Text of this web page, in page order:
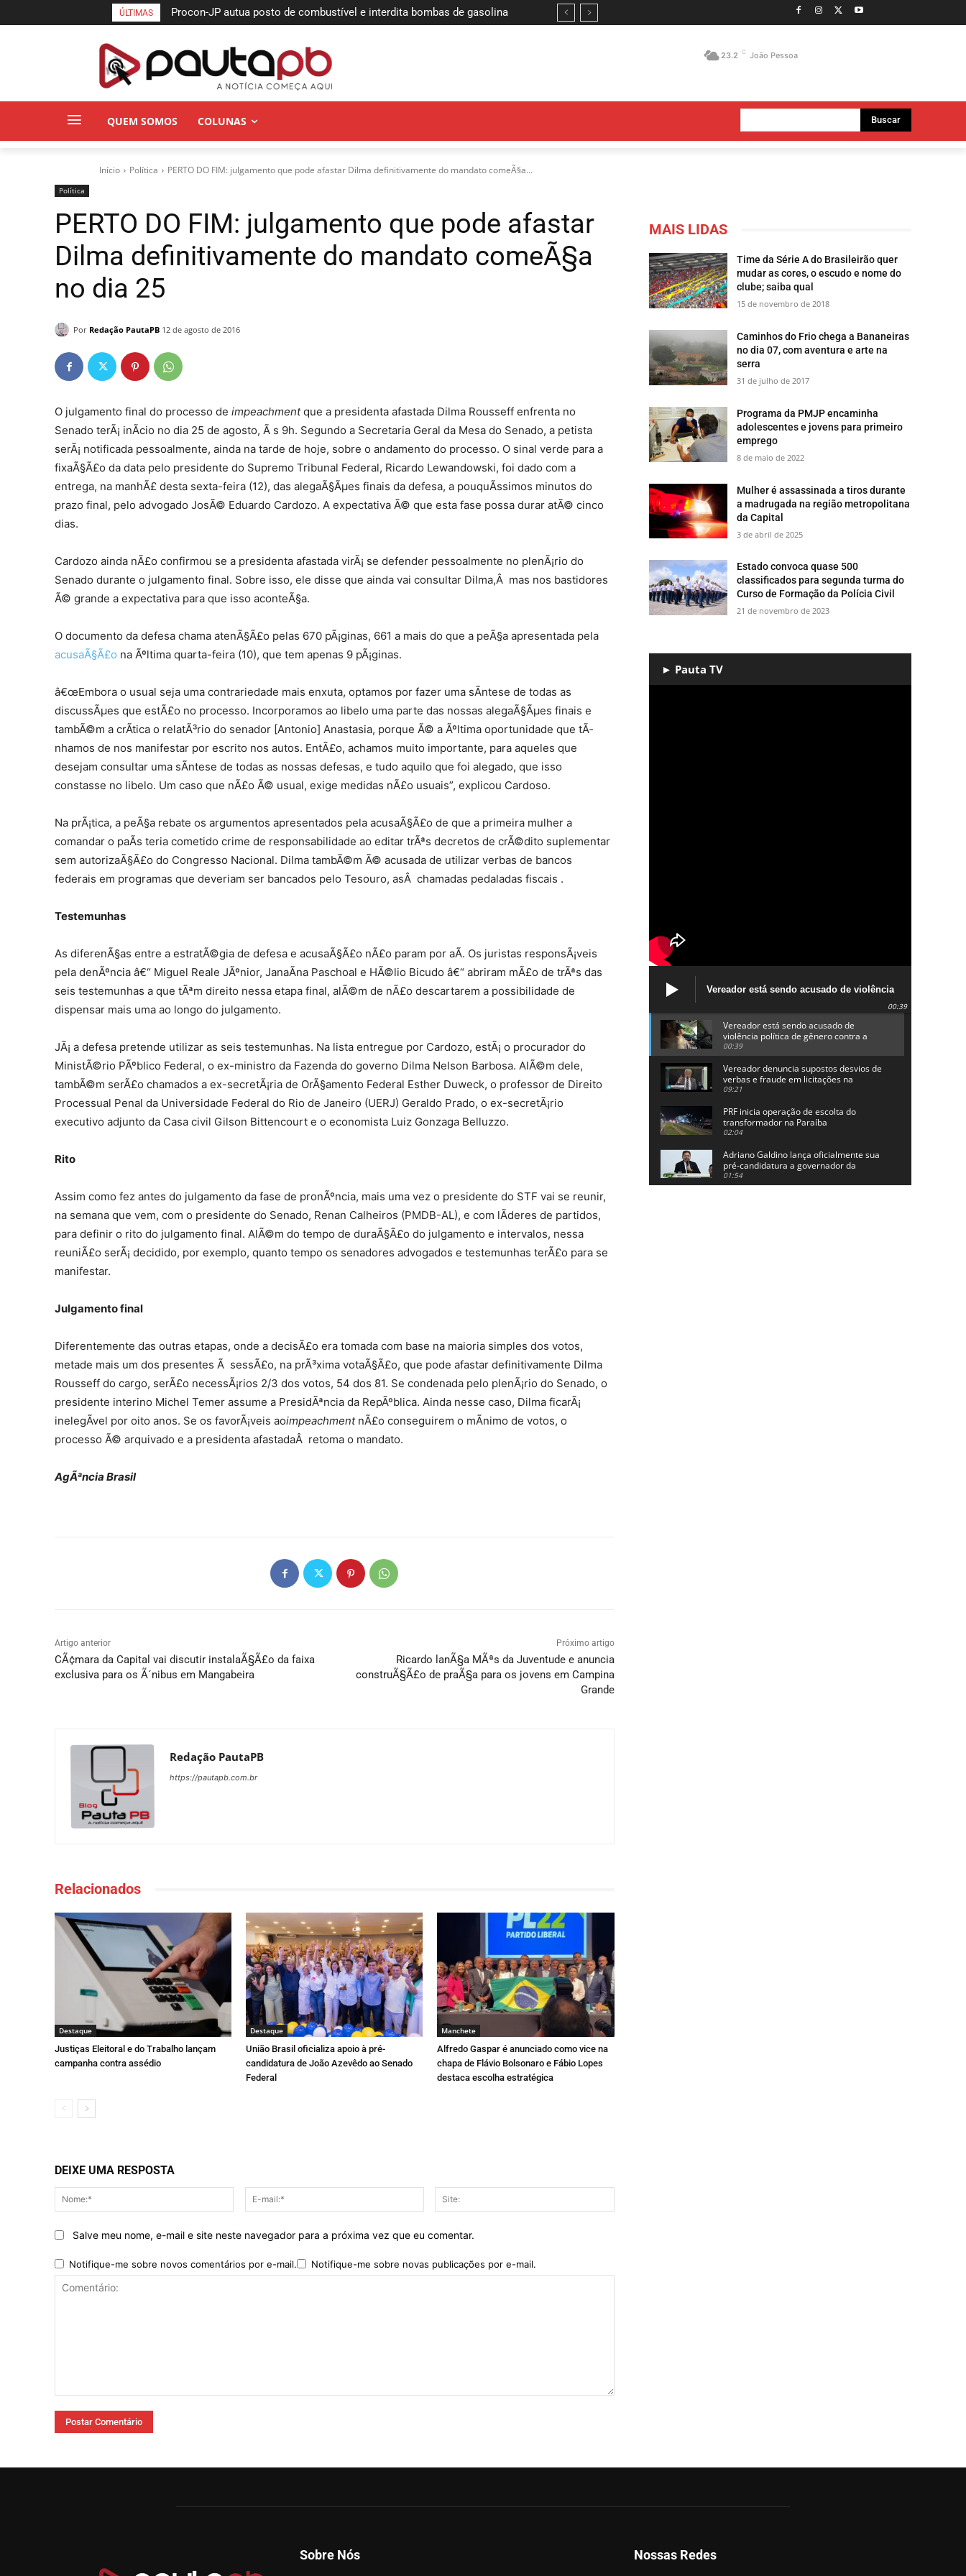
ÚLTIMAS
Procon-JP autua posto de combustível e interdita bombas de gasolina
Semifinais da Taça das Favelas definem finalistas da etapa João
23.2 C João Pessoa
QUEM SOMOS COLUNAS Buscar
Início Política PERTO DO FIM: julgamento que pode afastar Dilma definitivamente do mandato comeÃ§a...
Política
PERTO DO FIM: julgamento que pode afastar
Dilma definitivamente do mandato comeÃ§a
no dia 25
Por Redação PautaPB 12 de agosto de 2016
O julgamento final do processo de impeachmentque a presidenta afastada Dilma Rousseff enfrenta no
Senado terÃ¡ inÃ­cio no dia 25 de agosto, Ã s 9h. Segundo a Secretaria Geral da Mesa do Senado, a petista
serÃ¡ notificada pessoalmente, ainda na tarde de hoje, sobre o andamento do processo. O sinal verde para a
fixaÃ§Ã£o da data pelo presidente do Supremo Tribunal Federal, Ricardo Lewandowski, foi dado com a
entrega, na manhÃ£ desta sexta-feira (12), das alegaÃ§Ãµes finais da defesa, a pouquÃ­ssimos minutos do
prazo final, pelo advogado JosÃ© Eduardo Cardozo. A expectativa Ã© que esta fase possa durar atÃ© cinco
dias.
Cardozo ainda nÃ£o confirmou se a presidenta afastada virÃ¡ se defender pessoalmente no plenÃ¡rio do
Senado durante o julgamento final. Sobre isso, ele disse que ainda vai consultar Dilma,Â mas nos bastidores
Ã© grande a expectativa para que isso aconteÃ§a.
O documento da defesa chama atenÃ§Ã£o pelas 670 pÃ¡ginas, 661 a mais do que a peÃ§a apresentada pela
acusaÃ§Ã£o na Ãºltima quarta-feira (10), que tem apenas 9 pÃ¡ginas.
â€œEmbora o usual seja uma contrariedade mais enxuta, optamos por fazer uma sÃ­ntese de todas as
discussÃµes que estÃ£o no processo. Incorporamos ao libelo uma parte das nossas alegaÃ§Ãµes finais e
tambÃ©m a crÃ­tica o relatÃ³rio do senador [Antonio] Anastasia, porque Ã© a Ãºltima oportunidade que tÃ­
nhamos de nos manifestar por escrito nos autos. EntÃ£o, achamos muito importante, para aqueles que
desejam consultar uma sÃ­ntese de todas as nossas defesas, e tudo aquilo que foi alegado, que isso
constasse no libelo. Um caso que nÃ£o Ã© usual, exige medidas nÃ£o usuais”, explicou Cardoso.
Na prÃ¡tica, a peÃ§a rebate os argumentos apresentados pela acusaÃ§Ã£o de que a primeira mulher a
comandar o paÃ­s teria cometido crime de responsabilidade ao editar trÃªs decretos de crÃ©dito suplementar
sem autorizaÃ§Ã£o do Congresso Nacional. Dilma tambÃ©m Ã© acusada de utilizar verbas de bancos
federais em programas que deveriam ser bancados pelo Tesouro, asÂ chamadas pedaladas fiscais .
Testemunhas
As diferenÃ§as entre a estratÃ©gia de defesa e acusaÃ§Ã£o nÃ£o param por aÃ­. Os juristas responsÃ¡veis
pela denÃºncia â€“ Miguel Reale JÃºnior, JanaÃ­na Paschoal e HÃ©lio Bicudo â€“ abriram mÃ£o de trÃªs das
seis testemunhas a que tÃªm direito nessa etapa final, alÃ©m de nÃ£o descartarem a possibilidade de
dispensar mais uma ao longo do julgamento.
JÃ¡ a defesa pretende utilizar as seis testemunhas. Na lista entregue por Cardozo, estÃ¡ o procurador do
MinistÃ©rio PÃºblico Federal, o ex-ministro da Fazenda do governo Dilma Nelson Barbosa. AlÃ©m dele,
tambÃ©m serÃ£o chamados a ex-secretÃ¡ria de OrÃ§amento Federal Esther Duweck, o professor de Direito
Processual Penal da Universidade Federal do Rio de Janeiro (UERJ) Geraldo Prado, o ex-secretÃ¡rio
executivo adjunto da Casa civil Gilson Bittencourt e o economista Luiz Gonzaga Belluzzo.
Rito
Assim como fez antes do julgamento da fase de pronÃºncia, mais uma vez o presidente do STF vai se reunir,
na semana que vem, com o presidente do Senado, Renan Calheiros (PMDB-AL), e com lÃ­deres de partidos,
para definir o rito do julgamento final. AlÃ©m do tempo de duraÃ§Ã£o do julgamento e intervalos, nessa
reuniÃ£o serÃ¡ decidido, por exemplo, quanto tempo os senadores advogados e testemunhas terÃ£o para se
manifestar.
Julgamento final
Diferentemente das outras etapas, onde a decisÃ£o era tomada com base na maioria simples dos votos,
metade mais um dos presentes Ã sessÃ£o, na prÃ³xima votaÃ§Ã£o, que pode afastar definitivamente Dilma
Rousseff do cargo, serÃ£o necessÃ¡rios 2/3 dos votos, 54 dos 81. Se condenada pelo plenÃ¡rio do Senado, o
presidente interino Michel Temer assume a PresidÃªncia da RepÃºblica. Ainda nesse caso, Dilma ficarÃ¡
inelegÃ­vel por oito anos. Se os favorÃ¡veis aoimpeachmentnÃ£o conseguirem o mÃ­nimo de votos, o
processo Ã© arquivado e a presidenta afastadaÂ retoma o mandato.
AgÃªncia Brasil
Artigo anterior
CÃ¢mara da Capital vai discutir instalaÃ§Ã£o da faixa
exclusiva para os Ã´nibus em Mangabeira
Próximo artigo
Ricardo lanÃ§a MÃªs da Juventude e anuncia
construÃ§Ã£o de praÃ§a para os jovens em Campina
Grande
Redação PautaPB
https://pautapb.com.br
Relacionados
Destaque
Justiças Eleitoral e do Trabalho lançam
campanha contra assédio
Destaque
União Brasil oficializa apoio à pré-
candidatura de João Azevêdo ao Senado
Federal
Manchete
Alfredo Gaspar é anunciado como vice na
chapa de Flávio Bolsonaro e Fábio Lopes
destaca escolha estratégica
DEIXE UMA RESPOSTA
Nome:*
mail:*
Salve meu nome, e-mail e site neste navegador para a próxima vez que eu comentar.
Notifique-me sobre novos comentários por e-mail. Notifique-me sobre novas publicações por e-mail.
MAIS LIDAS
Time da Série A do Brasileirão quer
mudar as cores, o escudo e nome do
clube; saiba qual
15 de novembro de 2018
​Caminhos do Frio chega a Bananeiras
no dia 07, com aventura e arte na
serra
31 de julho de 2017
​Programa da PMJP encaminha
adolescentes e jovens para primeiro
emprego
8 de maio de 2022
Mulher é assassinada a tiros durante
a madrugada na região metropolitana
da Capital
3 de abril de 2025
Estado convoca quase 500
classificados para segunda turma do
Curso de Formação da Polícia Civil ​
21 de novembro de 2023
► Pauta TV
Vereador está sendo acusado de violência
política de gênero contra a prefeita Lucinha
00:39
Vereador está sendo acusado de
violência política de gênero contra a
prefeita Lucinha da Saúde
00:39
Vereador denuncia supostos desvios de
verbas e fraude em licitações na
Prefeitura de Alhandra
09:21
PRF inicia operação de escolta do
transformador na Paraíba
02:04
Adriano Galdino lança oficialmente sua
pré-candidatura a governador da
Paraíba
01:54
Sobre Nós Nossas Redes